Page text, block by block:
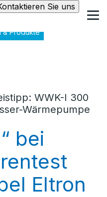
Sie uns
& Produkte
WWK-I 300
Wärmepumpe
bei
Eltron